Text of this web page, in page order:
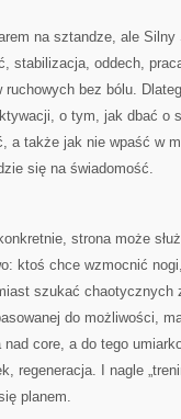
na sztandze, ale
stabilizacja, oddech,
bez bólu.
o tym, jak dbać o
także jak nie wpaść w
się na świadomość.
strona może
ktoś chce wzmocnić
szukać chaotycznych
do możliwości,
core, a do tego
regeneracja. I nagle
planem.